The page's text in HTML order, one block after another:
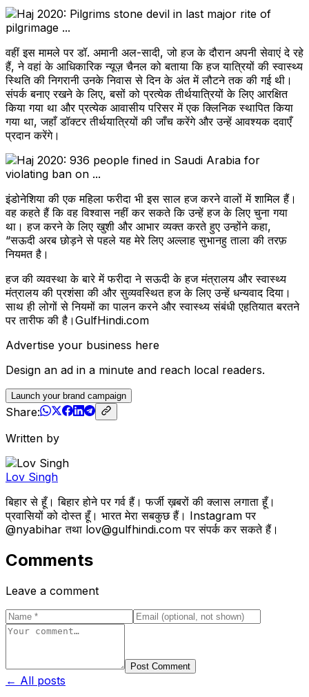
वहीं इस मामले पर डॉ. अमानी अल-सादी, जो हज के दौरान अपनी सेवाएं दे रहे
हैं, ने वहां के आधिकारिक न्यूज़ चैनल को बताया कि हज यात्रियों की स्वास्थ्य
स्थिति की निगरानी उनके निवास से दिन के अंत में लौटने तक की गई थी।
संपर्क बनाए रखने के लिए, बसों को प्रत्येक तीर्थयात्रियों के लिए आरक्षित
किया गया था और प्रत्येक आवासीय परिसर में एक क्लिनिक स्थापित किया
गया था, जहाँ डॉक्टर तीर्थयात्रियों की जाँच करेंगे और उन्हें आवश्यक दवाएँ
प्रदान करेंगे।
इंडोनेशिया की एक महिला फरीदा भी इस साल हज करने वालों में शामिल हैं।
वह कहते हैं कि वह विश्वास नहीं कर सकते कि उन्हें हज के लिए चुना गया
था। हज करने के लिए खुशी और आभार व्यक्त करते हुए उन्होंने कहा,
“सऊदी अरब छोड़ने से पहले यह मेरे लिए अल्लाह सुभानहु ताला की तरफ़
नियमत है।
हज की व्यवस्था के बारे में फरीदा ने सऊदी के हज मंत्रालय और स्वास्थ्य
मंत्रालय की प्रशंसा की और सुव्यवस्थित हज के लिए उन्हें धन्यवाद दिया।
साथ ही लोगों से नियमों का पालन करने और स्वास्थ्य संबंधी एहतियात बरतने
पर तारीफ की है।GulfHindi.com
Advertise your business here
Design an ad in a minute and reach local readers.
Launch your brand campaign
Share:
Written by
Lov Singh
बिहार से हूँ। बिहार होने पर गर्व हैं। फर्जी ख़बरों की क्लास लगाता हूँ।
प्रवासियों को दोस्त हूँ। भारत मेरा सबकुछ हैं। Instagram पर
@nyabihar तथा lov@gulfhindi.com पर संपर्क कर सकते हैं।
Comments
Leave a comment
Post Comment
← All posts